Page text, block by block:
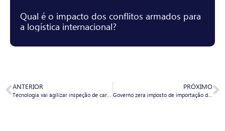
Qual é o impacto dos conflitos armados para
a logística internacional?
ANTERIOR PRÓXIMO
Governo zera imposto de importação de 20 bens de informática e telecom